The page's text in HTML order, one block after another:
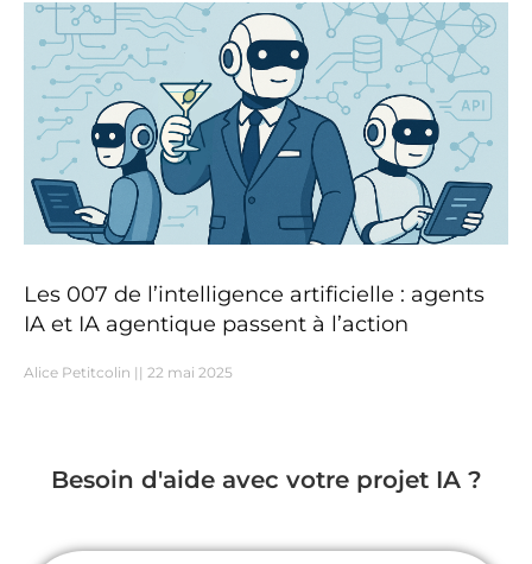
Les 007 de l’intelligence artificielle : agents
IA et IA agentique passent à l’action
Alice Petitcolin 22 mai 2025
Besoin d'aide avec votre projet IA ?